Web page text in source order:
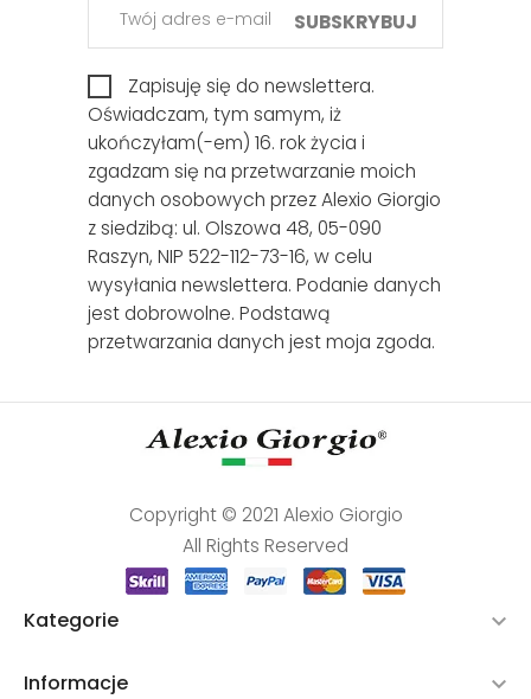
SUBSKRYBUJ
Zapisuję się do newslettera.
Oświadczam, tym samym, iż
ukończyłam(-em) 16. rok życia i
zgadzam się na przetwarzanie moich
danych osobowych przez Alexio Giorgio
z siedzibą: ul. Olszowa 48, 05-090
Raszyn, NIP 522-112-73-16, w celu
wysyłania newslettera. Podanie danych
jest dobrowolne. Podstawą
przetwarzania danych jest moja zgoda.
Copyright © 2021 Alexio Giorgio
All Rights Reserved
Kategorie 
Informacje 